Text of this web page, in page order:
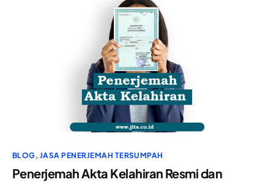
BLOG, JASA PENERJEMAH TERSUMPAH
Penerjemah Akta Kelahiran Resmi dan